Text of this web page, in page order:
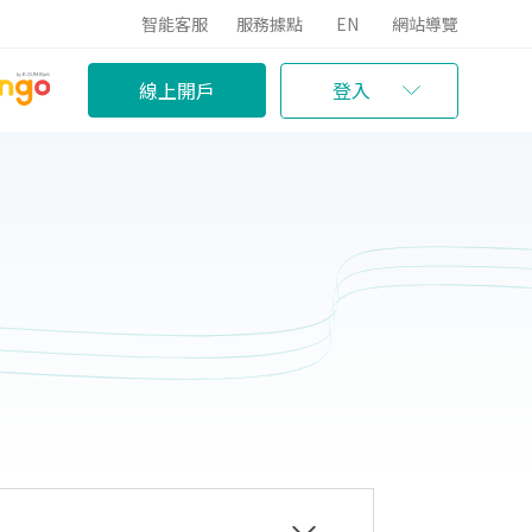
智能客服 服務據點 EN 網站導覽
線上開戶 登入